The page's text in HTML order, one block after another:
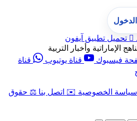
 تحميل تطبيق آيفون
الإماراتية وأخبار التربية
فيسبوك قناة يوتيوب
قناة
سياسة الخصوصية ✉️ اتصل بنا ⚖️ حقوق